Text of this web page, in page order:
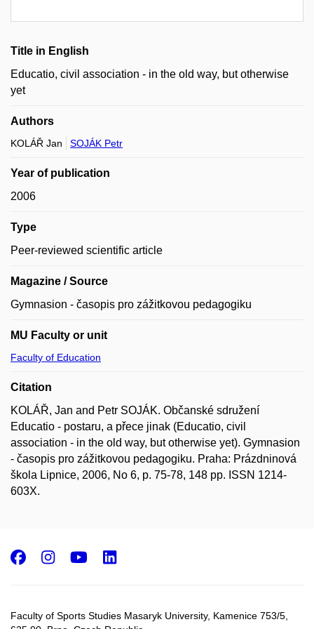
Title in English
Educatio, civil association - in the old way, but otherwise
yet
Authors
KOLÁŘ Jan SOJÁK Petr
Year of publication
2006
Type
Peer-reviewed scientific article
Magazine / Source
Gymnasion - časopis pro zážitkovou pedagogiku
MU Faculty or unit
Faculty of Education
Citation
KOLÁŘ, Jan and Petr SOJÁK. Občanské sdružení
Educatio - postaru, a přece jinak (Educatio, civil
association - in the old way, but otherwise yet). Gymnasion
- časopis pro zážitkovou pedagogiku. Praha: Prázdninová
škola Lipnice, 2006, No 6, p. 75-78, 148 pp. ISSN 1214-
603X.
Faculty of Sports Studies Masaryk University, Kamenice 753/5​,
Facebook
Instagram
Youtube